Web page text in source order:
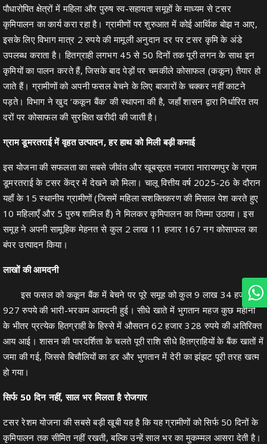
पौधारोपित क्षेत्रों में महिला और पुरुष स्व-सहायता समूहों के माध्यम से टसर
कृमिपालन का कार्य करा रहा है। ग्रामीणों पर शुरुआत में कोई आर्थिक बोझ न आए,
इसके लिए विभाग मात्र 2 रुपये की मामूली अनुदान दर पर टसर कृमि के अंडे
उपलब्ध कराता है। हितग्राही लगभग 45 से 50 दिनों तक पूरी लगन के साथ इन
कृमियों का पालन करते हैं, जिसके बाद पेड़ों पर चमकीले कोसाफल (ककून) तैयार हो
जाते हैं। ग्रामीणों को अपनी फसल बेचने के लिए बाजारों के चक्कर नहीं काटने
पड़ते। विभाग ने खुद ‘ककून बैंक’ की स्थापना की है, जहाँ शासन द्वारा निर्धारित तय
दरों पर कोसाफल की सुरक्षित खरीदी की जाती है।
ग्राम डूमरतराई में वृहत उत्पादन, हर हाथ को मिली बड़ी कमाई
इस योजना की सफलता का सबसे जीवंत और खूबसूरत नजारा नारायणपुर के ग्राम
डूमरतराई के टसर केंद्र में देखने को मिला। चालू वित्तीय वर्ष 2025-26 के दौरान
यहाँ के 15 स्थानीय ग्रामीणों (जिसमें महिला सशक्तिकरण की मिसाल पेश करते हुए
10 महिलाएँ और 5 पुरुष शामिल हैं) ने मिलकर कृमिपालन का जिम्मा उठाया। इस
समूह ने अपनी सामूहिक मेहनत से कुल 2 लाख 11 हजार 167 नग कोसाफल का
बंपर उत्पादन किया।
लाखों की आमदनी
इस फसल को ककून बैंक में बेचने पर पूरे समूह को कुल 9 लाख 34 हजार
927 रुपये की भारी-भरकम आमदनी हुई। सीधे खाते में भुगतान महज कुछ महीनों
के भीतर प्रत्येक हितग्राही के हिस्से में औसतन 62 हजार 328 रुपये की अतिरिक्त
आय आई। शासन की पारदर्शिता के चलते पूरी राशि सीधे हितग्राहियों के बैंक खातों में
जमा की गई, जिससे बिचौलियों का डर और भुगतान में देरी का झंझट पूरी तरह खत्म
हो गया।
सिर्फ 50 दिन नहीं, साल भर मिलता है रोजगार
टसर रेशम योजना की सबसे बड़ी खूबी यह है कि यह ग्रामीणों को सिर्फ 50 दिनों के
कृमिपालन तक सीमित नहीं रखती, बल्कि उन्हें साल भर का मुकम्मल आसरा देती है।